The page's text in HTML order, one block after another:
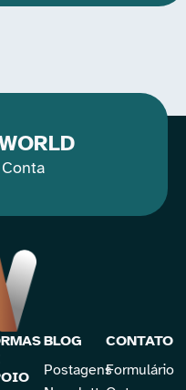
BLOG
Postagens
CONTATO
Formulário